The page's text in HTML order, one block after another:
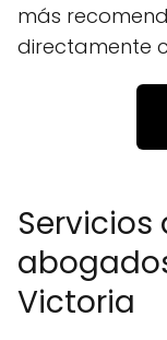
más
directamente
Victoria